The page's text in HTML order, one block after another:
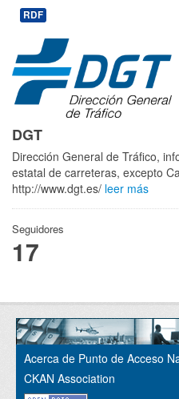
RDF
DGT
Dirección General de Tráfico,
estatal de carreteras, excepto
http://www.dgt.es/ leer más
Seguidores
17
Acerca de Punto de Acceso
CKAN Association